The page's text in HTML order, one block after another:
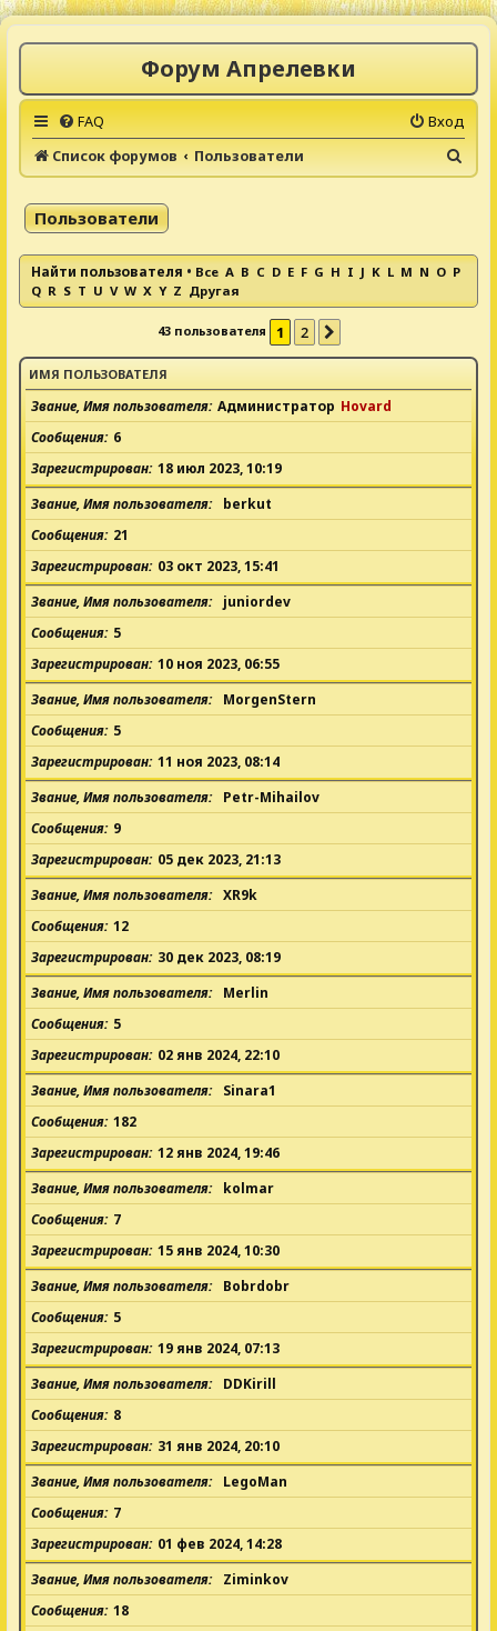
Форум Апрелевки
FAQ
Вход
Список форумов
Пользователи
о
к
Пользователи
Найти пользователя • Все A B C D E F G H I J K L M N O P
Q R S T U V W X Y Z Другая
43 пользователя 1 2
ИМЯ ПОЛЬЗОВАТЕЛЯ
Звание, Имя пользователя Администратор Hovard
Сообщения 6
Зарегистрирован 18 июл 2023, 10:19
Звание, Имя пользователя
berkut
Сообщения 21
Зарегистрирован 03 окт 2023, 15:41
Звание, Имя пользователя
juniordev
Сообщения 5
Зарегистрирован 10 ноя 2023, 06:55
Звание, Имя пользователя
MorgenStern
Сообщения 5
Зарегистрирован 11 ноя 2023, 08:14
Звание, Имя пользователя
Petr-Mihailov
Сообщения 9
Зарегистрирован 05 дек 2023, 21:13
Звание, Имя пользователя
XR9k
Сообщения 12
Зарегистрирован 30 дек 2023, 08:19
Звание, Имя пользователя
Merlin
Сообщения 5
Зарегистрирован 02 янв 2024, 22:10
Звание, Имя пользователя
Sinara1
Сообщения 182
Зарегистрирован 12 янв 2024, 19:46
Звание, Имя пользователя
kolmar
Сообщения 7
Зарегистрирован 15 янв 2024, 10:30
Звание, Имя пользователя
Bobrdobr
Сообщения 5
Зарегистрирован 19 янв 2024, 07:13
Звание, Имя пользователя
DDKirill
Сообщения 8
Зарегистрирован 31 янв 2024, 20:10
Звание, Имя пользователя
LegoMan
Сообщения 7
Зарегистрирован 01 фев 2024, 14:28
Звание, Имя пользователя
Ziminkov
Сообщения 18